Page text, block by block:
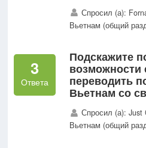
Спросил (а):
Вьетнам (общий
3
Ответа
Подскажите
возможности
переводить
Вьетнам со
зарплату в
удаленно и
Спросил (а): Just
Вьетнам (общий